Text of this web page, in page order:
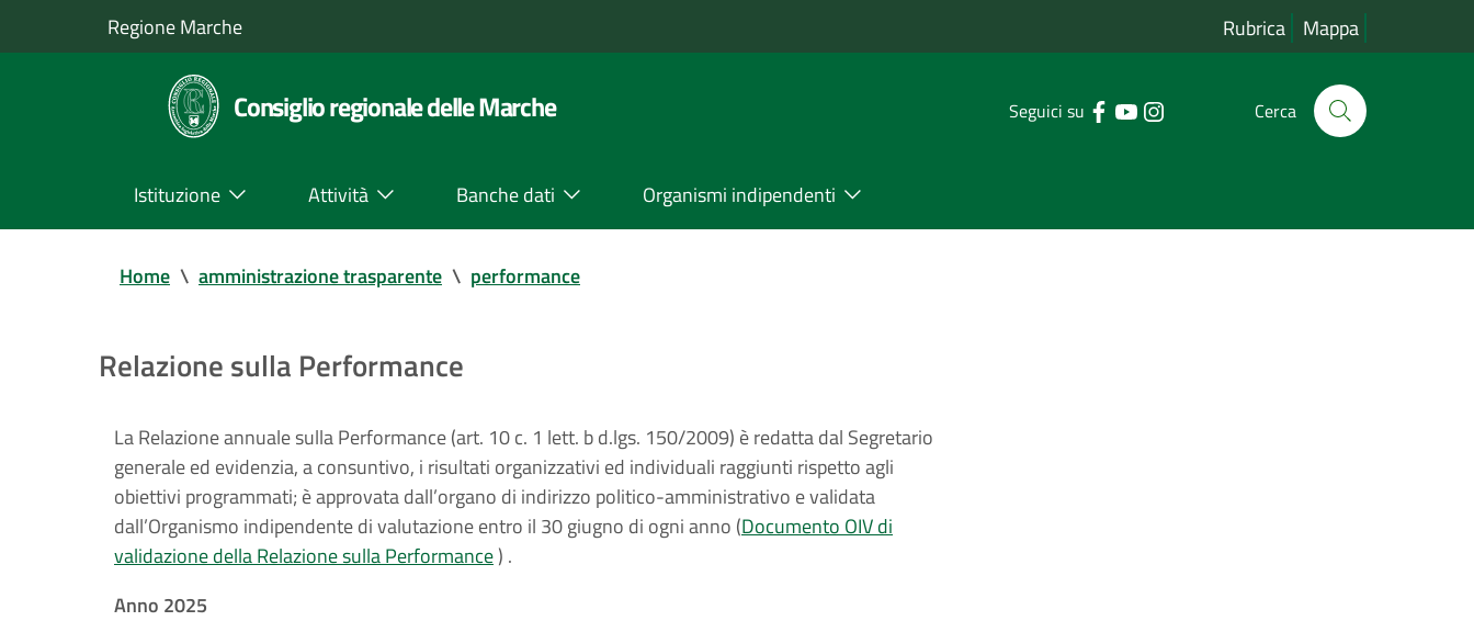
Regione Marche Rubrica Mappa
Consiglio regionale delle Marche Seguici su Cerca
Istituzione Attività Banche dati Organismi indipendenti
Home \ amministrazione trasparente \ performance
Relazione sulla Performance
La Relazione annuale sulla Performance (art. 10 c. 1 lett. b d.lgs. 150/2009) è redatta dal Segretario
generale ed evidenzia, a consuntivo, i risultati organizzativi ed individuali raggiunti rispetto agli
obiettivi programmati; è approvata dall’organo di indirizzo politico-amministrativo e validata
dall’Organismo indipendente di valutazione entro il 30 giugno di ogni anno (Documento OIV di
validazione della Relazione sulla Performance) .
Anno 2025